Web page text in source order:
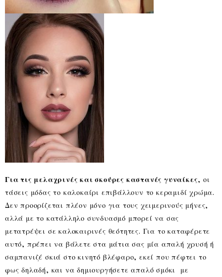
Για τις μελαχρινές και σκούρες καστανές γυναίκες, οι
τάσεις μόδας το καλοκαίρι επιβάλλουν το κεραμιδί χρώμα.
Δεν προορίζεται πλέον μόνο για τους χειμερινούς μήνες,
αλλά με το κατάλληλο συνδυασμό μπορεί να σας
μετατρέψει σε καλοκαιρινές θεότητες. Για το καταφέρετε
αυτό, πρέπει να βάλετε στα μάτια σας μία απαλή χρυσή ή
σαμπανιζέ σκιά στο κινητό βλέφαρο, εκεί που πέφτει το
φως δηλαδή, και να δημιουργήσετε απαλό σμόκι με